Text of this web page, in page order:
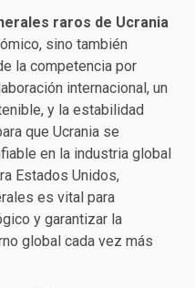
raros de Ucrania
sino también
la competencia por
internacional, un
y la estabilidad
que Ucrania se
en la industria global
Estados Unidos,
es vital para
y garantizar la
global cada vez más